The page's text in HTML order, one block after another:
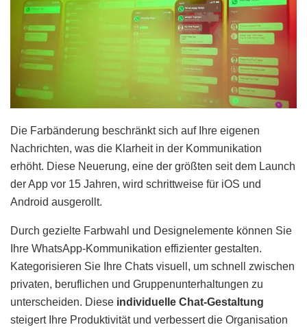
Die Farbänderung beschränkt sich auf Ihre eigenen
Nachrichten, was die Klarheit in der Kommunikation
erhöht. Diese Neuerung, eine der größten seit dem Launch
der App vor 15 Jahren, wird schrittweise für iOS und
Android ausgerollt.
Durch gezielte Farbwahl und Designelemente können Sie
Ihre WhatsApp-Kommunikation effizienter gestalten.
Kategorisieren Sie Ihre Chats visuell, um schnell zwischen
privaten, beruflichen und Gruppenunterhaltungen zu
unterscheiden. Diese individuelle Chat-Gestaltung
steigert Ihre Produktivität und verbessert die Organisation